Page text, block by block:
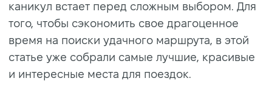
каникул встает перед сложным выбором. Для
того, чтобы сэкономить свое драгоценное
время на поиски удачного маршрута, в этой
статье уже собрали самые лучшие, красивые
и интересные места для поездок.